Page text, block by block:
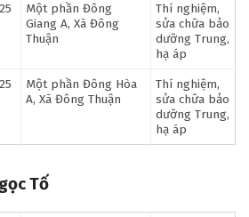
Một phần Đông
Giang A, Xã Đông
Thuận
Thí nghiệm,
sửa chữa bảo
dưỡng Trung,
hạ áp
Một phần Đông Hòa
A, Xã Đông Thuận
Thí nghiệm,
sửa chữa bảo
dưỡng Trung,
hạ áp
Tố